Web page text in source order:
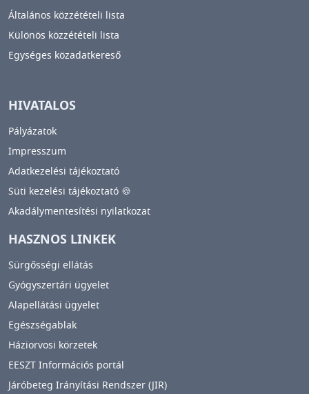
Általános közzétételi lista
Különös közzétételi lista
Egységes közadatkereső
HIVATALOS
Pályázatok
Impresszum
Adatkezelési tájékoztató
Süti kezelési tájékoztató 🍪
Akadálymentesítési nyilatkozat
HASZNOS LINKEK
Sürgősségi ellátás
Gyógyszertári ügyelet
Alapellátási ügyelet
Egészségablak
Háziorvosi körzetek
EESZT Információs portál
Járóbeteg Irányítási Rendszer (JIR)